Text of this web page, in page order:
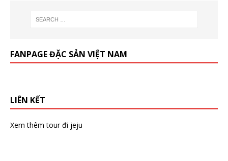
FANPAGE ĐẶC SẢN VIỆT NAM
LIÊN KẾT
Xem thêmtour đi jeju